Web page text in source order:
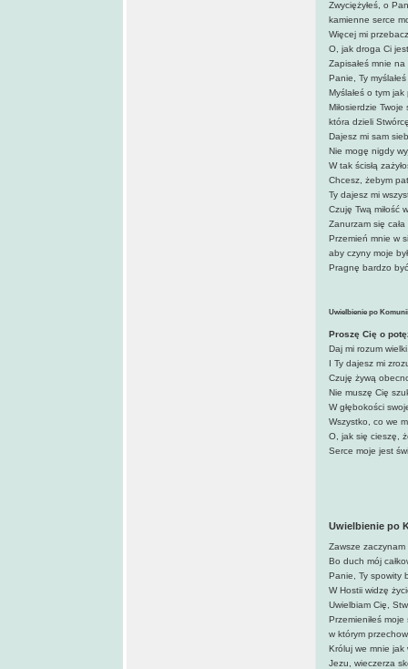
Zwyciężyłeś, o
kamienne serce
Więcej mi
O, jak droga Ci
Zapisałeś mnie
Panie, Ty
Myślałeś o tym
Miłosierdzie
która dzieli
Dajesz mi sam
Nie mogę nigdy
W tak ścisłą
Chcesz, żebym
Ty dajesz mi
Czuję Twą miłość
Zanurzam się
Przemień mnie w
aby czyny moje
Pragnę bardzo
Uwielbienie po
Proszę Cię o
Daj mi rozum
I Ty dajesz mi
Czuję żywą
Nie muszę Cię
W głębokości
Wszystko, co we
O, jak się cieszę,
Serce moje jest
Uwielbienie po
Zawsze
Bo duch mój
Panie, Ty spowity
W Hostii widzę
Uwielbiam Cię,
Przemieniłeś
w którym
Króluj we mnie jak
Jezu, wieczerza